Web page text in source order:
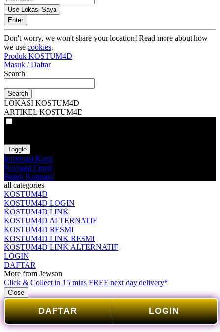
Use Lokasi Saya
Enter
Don't worry, we won't share your location! Read more about how
we use cookies.
Produk KOSTUM4D
Masuk / Daftar
Search
Search
LOKASI KOSTUM4D
ARTIKEL KOSTUM4D
Toggle
Informasi Kami
Navigasi Cepat
Butuh Bantuan?
all categories
KOSTUM4D
KOSTUM4D LOGIN
KOSTUM4D LINK
KOSTUM4D ALTERNATIF
KOSTUM4D RESMI
KOSTUM4D LINK RESMI
KOSTUM4D LINK ALTERNATIF
LOGIN
DAFTAR
More from Jewson
Click & Collect in 15 mins FREE next day delivery*
Close
DAFTAR LOGIN